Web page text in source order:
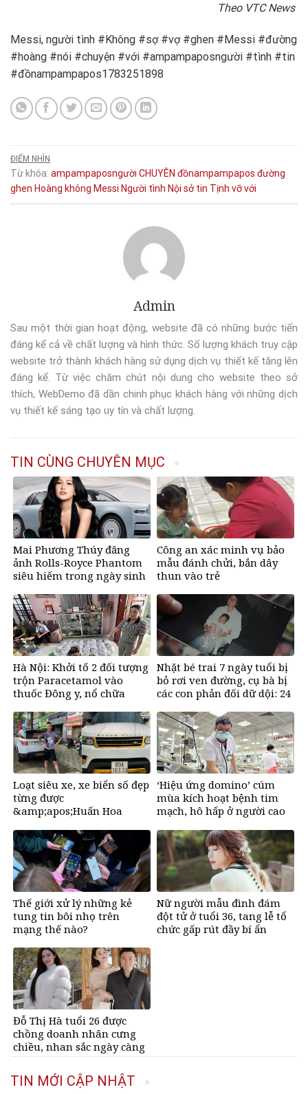
Theo VTC News
Messi, người tình #Không #sợ #vợ #ghen #Messi #đường
#hoàng #nói #chuyện #với #ampampaposngười #tình #tin
#đồnampampapos1783251898
ĐIỂM NHÌN
Từ khóa: ampampaposngười CHUYÊN đồnampampapos đường
ghen Hoàng không Messi Người tình Nội sở tin Tịnh vỡvới
Admin
Sau một thời gian hoạt động, website đã có những bước tiến
đáng kể cả về chất lượng và hình thức. Số lượng khách truy cập
website trở thành khách hàng sử dụng dịch vụ thiết kế tăng lên
đáng kể. Từ việc chăm chút nội dung cho website theo sở
thích, WebDemo đã dần chinh phục khách hàng với những dịch
vụ thiết kế sáng tạo uy tín và chất lượng.
TIN CÙNG CHUYÊN MỤC
Mai Phương Thúy đăng
ảnh Rolls-Royce Phantom
siêu hiếm trong ngày sinh
thế giới, giá gần 68 tỷ đồng
Công an xác minh vụ bảo
mẫu đánh chửi, bắn dây
thun vào trẻ
Hà Nội: Khởi tố 2 đối tượng
trộn Paracetamol vào
thuốc Đông y, nổ chữa
Nhặt bé trai 7 ngày tuổi bị
bỏ rơi ven đường, cụ bà bị
các con phản đối dữ dội: 24
động
Loạt siêu xe, xe biển số đẹp
từng được
&amp;apos;Huấn Hoa
sốt mạng
‘Hiệu ứng domino’ cúm
mùa kích hoạt bệnh tim
mạch, hô hấp ở người cao
Thế giới xử lý những kẻ
tung tin bôi nhọ trên
mạng thế nào?
Nữ người mẫu đình đám
đột tử ở tuổi 36, tang lễ tổ
chức gấp rút đầy bí ẩn
Đỗ Thị Hà tuổi 26 được
chồng doanh nhân cưng
chiều, nhan sắc ngày càng
TIN MỚI CẬP NHẬT